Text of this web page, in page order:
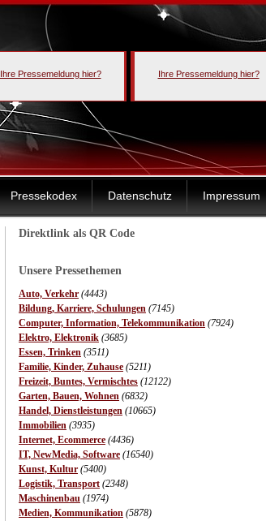
Ihre Pressemeldung hier? Ihre Pressemeldung hier?
Pressekodex Datenschutz Impressum
Direktlink als QR Code
Unsere Pressethemen
Auto, Verkehr (4443)
Bildung, Karriere, Schulungen (7145)
Computer, Information, Telekommunikation (7924)
Elektro, Elektronik (3685)
Essen, Trinken (3511)
Familie, Kinder, Zuhause (5211)
Freizeit, Buntes, Vermischtes (12122)
Garten, Bauen, Wohnen (6832)
Handel, Dienstleistungen (10665)
Immobilien (3935)
Internet, Ecommerce (4436)
IT, NewMedia, Software (16540)
Kunst, Kultur (5400)
Logistik, Transport (2348)
Maschinenbau (1974)
Medien, Kommunikation (5878)